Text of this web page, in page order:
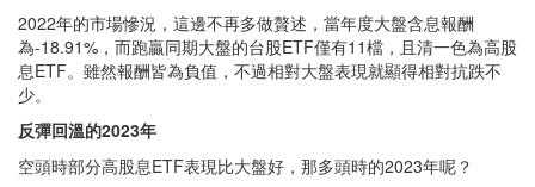
2022年的市場慘況，這邊不再多做贅述，當年度大盤含息報酬
為-18.91%，而跑贏同期大盤的台股ETF僅有11檔，且清一色為高股
息ETF。雖然報酬皆為負值，不過相對大盤表現就顯得相對抗跌不
少。
反彈回溫的2023年
空頭時部分高股息ETF表現比大盤好，那多頭時的2023年呢？